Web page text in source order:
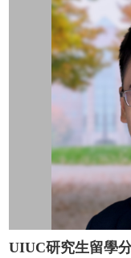
前後轉播超級盃的
漫畫「橄欖球之鷹
法規則，對於舊金山
朗上口。 只是，在
我很長一段時間失
(2007)裡，新英格蘭
績，季內賽的16場比
的大粉絲（真的不
場感的「到美國看
級盃的門票很貴，
米粒一樣大的真人
大的優點，那就是
著名的燒錢，而且
候比看比賽更有樂趣
了美西之外，還順道
到我們的邦交國瓜地
UIUC研究生留學